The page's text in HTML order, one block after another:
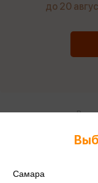
до 20
Все
Самара